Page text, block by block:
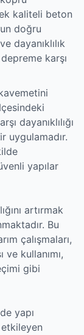
kaliteli beton
doğru
dayanıklılık
karşı
dayanıklılığı
uygulamadır.
yapılar
artırmak
Bu
çalışmaları,
kullanımı,
gibi
yapı
etkileyen